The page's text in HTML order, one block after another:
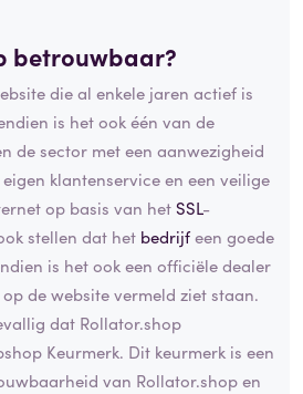
betrouwbaar?
die al enkele jaren actief is
is het ook één van de
de sector met een aanwezigheid
klantenservice en een veilige
op basis van hetSSL-
stellen dat het bedrijfeen goede
is het ook een officiële dealer
de website vermeld ziet staan.
dat Rollator.shop
Keurmerk. Dit keurmerk is een
van Rollator.shop en